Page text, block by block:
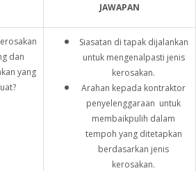
JAWAPAN
dan
yang
Siasatan di tapak dijalankan
untuk mengenalpasti jenis
kerosakan.
Arahan kepada kontraktor
penyelenggaraan untuk
membaikpulih dalam
tempoh yang ditetapkan
berdasarkan jenis
kerosakan.